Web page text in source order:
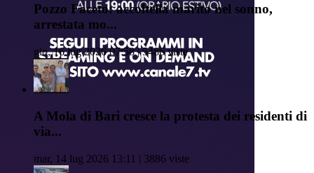
Pozzo Faceto: accoltella marito nel sonno,
arrestata mo...
gio, 16 lug 2026 07:58 | 5486 viste
A Mola di Bari cresce la protesta dei residenti di
via...
mar, 14 lug 2026 13:11 | 3886 viste